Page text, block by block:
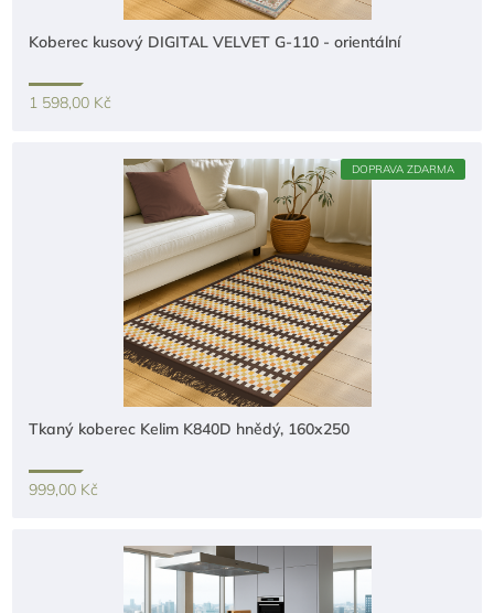
Koberec kusový DIGITAL VELVET G-110 - orientální
1 598,00 Kč
DOPRAVA ZDARMA
Tkaný koberec Kelim K840D hnědý, 160x250
999,00 Kč